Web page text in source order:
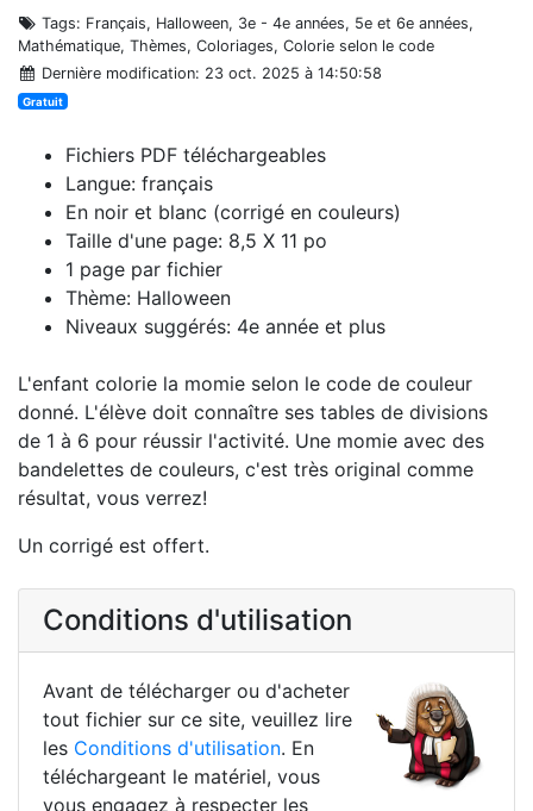
Tags: Français, Halloween, 3e - 4e années, 5e et 6e années,
Mathématique, Thèmes, Coloriages, Colorie selon le code
Dernière modification: 23 oct. 2025 à 14:50:58
Gratuit
Fichiers PDF téléchargeables
Langue: français
En noir et blanc (corrigé en couleurs)
Taille d'une page: 8,5 X 11 po
1 page par fichier
Thème: Halloween
Niveaux suggérés: 4e année et plus
L'enfant colorie la momie selon le code de couleur
donné. L'élève doit connaître ses tables de divisions
de 1 à 6 pour réussir l'activité. Une momie avec des
bandelettes de couleurs, c'est très original comme
résultat, vous verrez!
Un corrigé est offert.
Conditions d'utilisation
Avant de télécharger ou d'acheter
tout fichier sur ce site, veuillez lire
les Conditions d'utilisation. En
téléchargeant le matériel, vous
vous engagez à respecter les